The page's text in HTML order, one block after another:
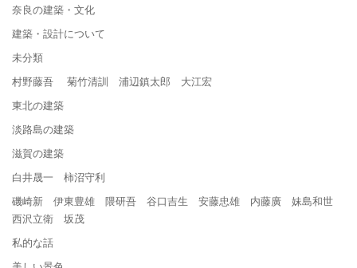
奈良の建築・文化
建築・設計について
未分類
村野藤吾 菊竹清訓 浦辺鎮太郎 大江宏
東北の建築
淡路島の建築
滋賀の建築
白井晟一 柿沼守利
磯崎新 伊東豊雄 隈研吾 谷口吉生 安藤忠雄 内藤廣 妹島和世
西沢立衛 坂茂
私的な話